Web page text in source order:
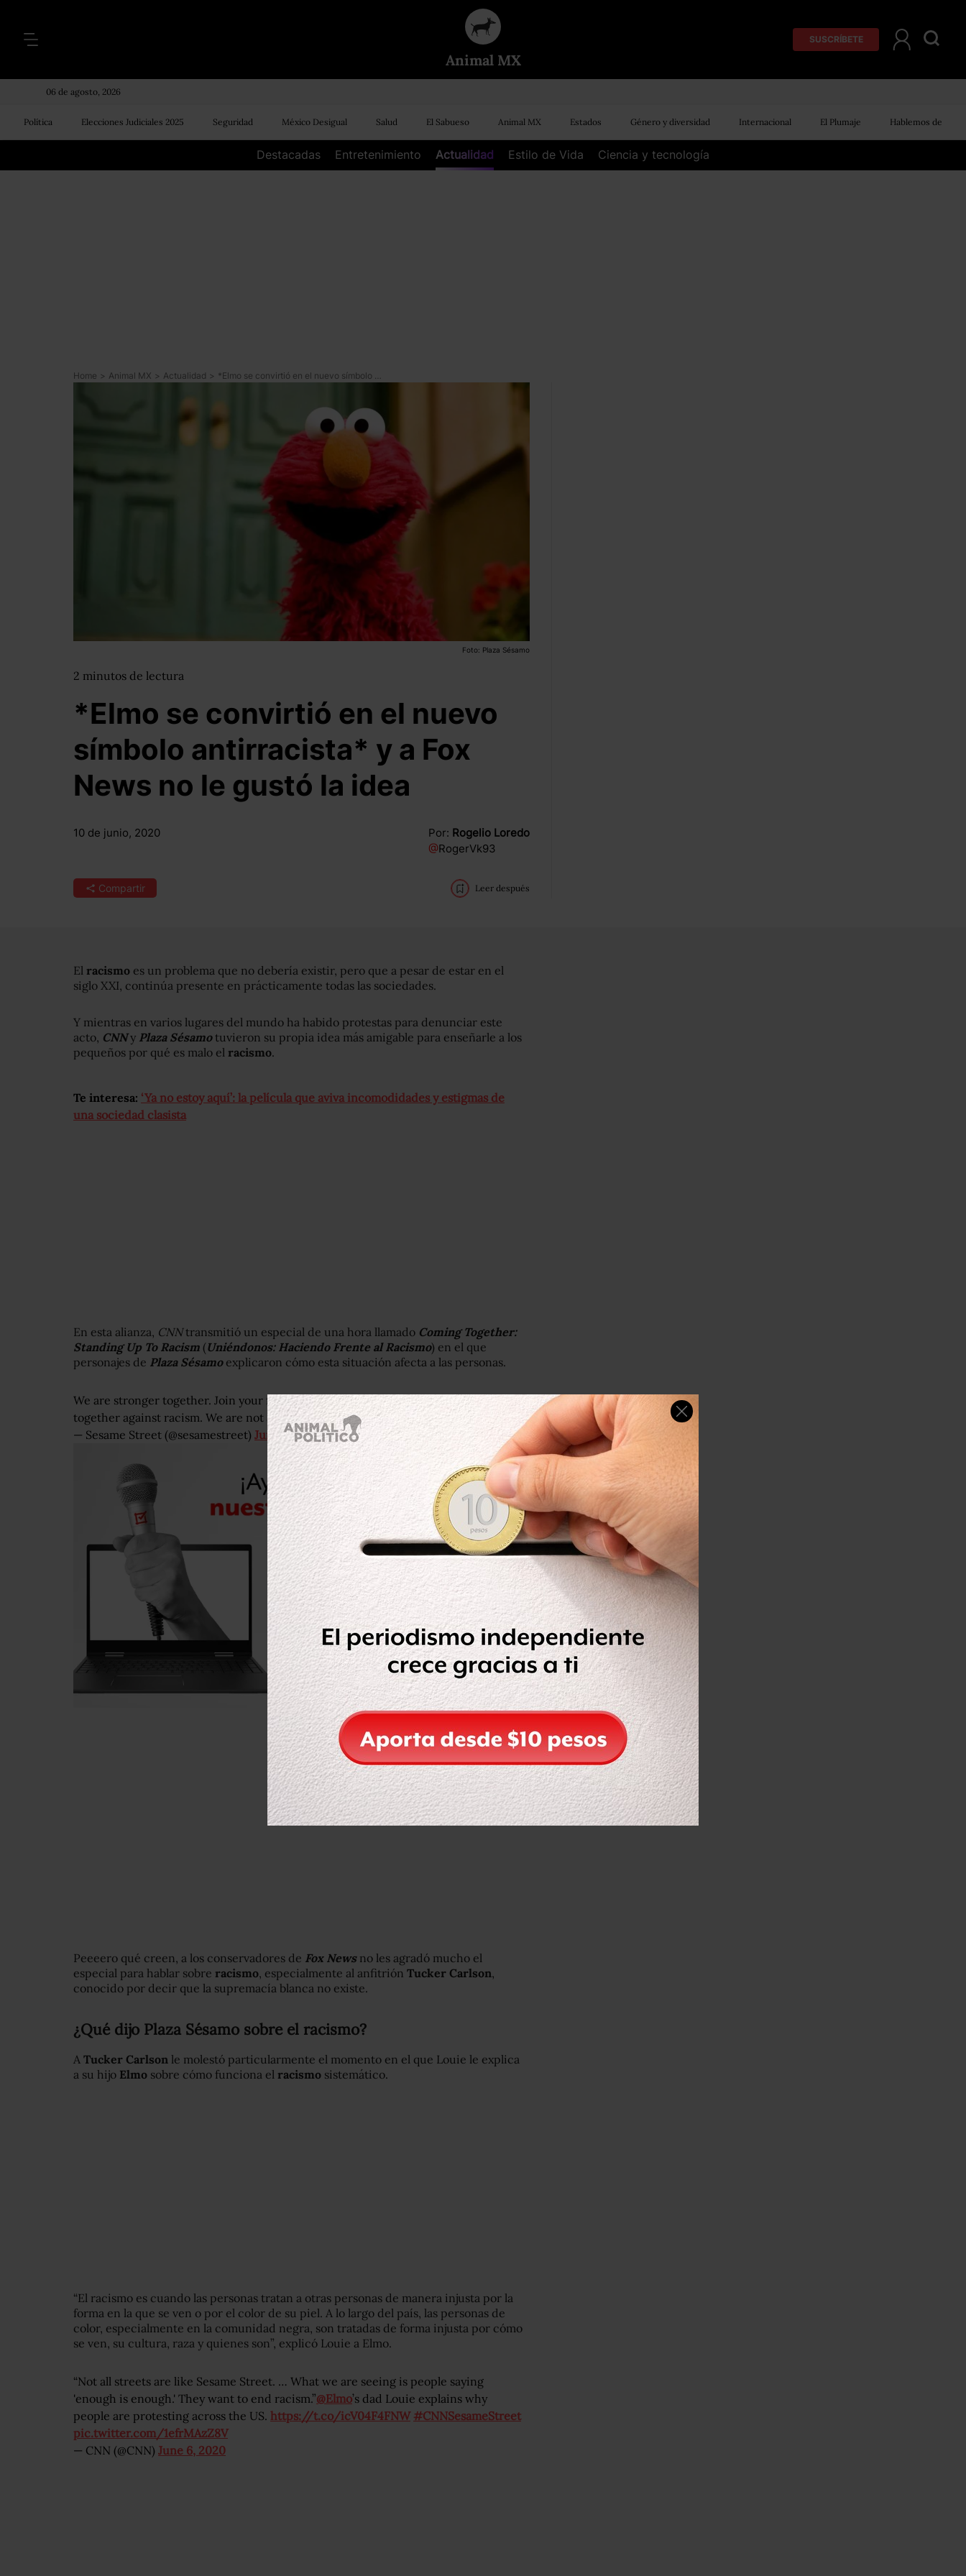
Animal MX
SUSCRÍBETE
06 de agosto, 2026
Política Elecciones Judiciales 2025 Seguridad México Desigual Salud El Sabueso Animal MX Estados Género y diversidad Internacional El Plumaje Hablemos de
Destacadas Entretenimiento Actualidad Estilo de Vida Ciencia y tecnología
Home > Animal MX > Actualidad > *Elmo se convirtió en el nuevo símbolo antirracista* y a Fox News no le gustó la idea
Foto: Plaza Sésamo
2 minutos de lectura
*Elmo se convirtió en el nuevo
símbolo antirracista* y a Fox
News no le gustó la idea
10 de junio, 2020 Por: Rogelio Loredo
@RogerVk93
Compartir Leer después
El racismo es un problema que no debería existir, pero que a pesar de estar en el
siglo XXI, continúa presente en prácticamente todas las sociedades.
Y mientras en varios lugares del mundo ha habido protestas para denunciar este
acto, CNN y Plaza Sésamotuvieron su propia idea más amigable para enseñarle a los
pequeños por qué es malo el racismo.
Te interesa: ‘Ya no estoy aquí’: la película que aviva incomodidades y estigmas de
una sociedad clasista
En esta alianza, CNNtransmitió un especial de una hora llamado Coming Together:
Standing Up To Racism (Uniéndonos: Haciendo Frente al Racismo) en el que
personajes de Plaza Sésamoexplicaron cómo esta situación afecta a las personas.
We are stronger together. Join your friends on Sesame Street hand in hand to stand
together against racism. We are not alone. ❤️pic.twitter.com/4IMSF3FRDQ
— Sesame Street (@sesamestreet) June 9, 2020
Peeeero qué creen, a los conservadores de Fox Newsno les agradó mucho el
especial para hablar sobre racismo, especialmente al anfitrión Tucker Carlson,
conocido por decir que la supremacía blanca no existe.
¿Qué dijo Plaza Sésamo sobre el racismo?
A Tucker Carlson le molestó particularmente el momento en el que Louie le explica
a su hijo Elmo sobre cómo funciona el racismo sistemático.
“El racismo es cuando las personas tratan a otras personas de manera injusta por la
forma en la que se ven o por el color de su piel. A lo largo del país, las personas de
color, especialmente en la comunidad negra, son tratadas de forma injusta por cómo
se ven, su cultura, raza y quienes son”, explicó Louie a Elmo.
“Not all streets are like Sesame Street. … What we are seeing is people saying
'enough is enough.' They want to end racism.”@Elmo’s dad Louie explains why
people are protesting across the US. https://t.co/icV04F4FNW #CNNSesameStreet
pic.twitter.com/1efrMAzZ8V
— CNN (@CNN) June 6, 2020